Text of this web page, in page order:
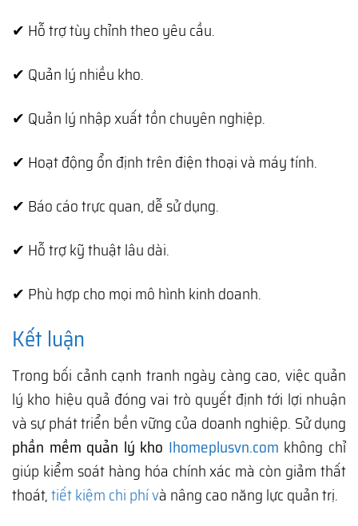
✔ Hỗ trợ tùy chỉnh theo yêu cầu.
✔ Quản lý nhiều kho.
✔ Quản lý nhập xuất tồn chuyên nghiệp.
✔ Hoạt động ổn định trên điện thoại và máy tính.
✔ Báo cáo trực quan, dễ sử dụng.
✔ Hỗ trợ kỹ thuật lâu dài.
✔ Phù hợp cho mọi mô hình kinh doanh.
Kết luận
Trong bối cảnh cạnh tranh ngày càng cao, việc quản
lý kho hiệu quả đóng vai trò quyết định tới lợi nhuận
và sự phát triển bền vững của doanh nghiệp. Sử dụng
phần mềm quản lý kho Ihomeplusvn.com không chỉ
giúp kiểm soát hàng hóa chính xác mà còn giảm thất
thoát,tiết kiệm chi phí và nâng cao năng lực quản trị.